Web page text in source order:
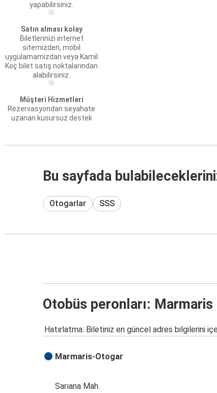
yapabilirsiniz.
Satın alması kolay
Biletlerinizi internet
sitemizden, mobil
uygulamamızdan veya Kamil
Koç bilet satış noktalarından
alabilirsiniz.
Müşteri Hizmetleri
Rezervasyondan seyahate
uzanan kusursuz destek
Bu sayfada
Otogarlar SSS
Otobüs peronları: Marmaris
Hatırlatma: Biletiniz en güncel adres bilgilerini
Marmaris-Otogar
Sarıana Mah.